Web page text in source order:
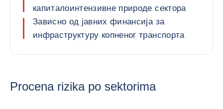
капиталоинтензивне природе сектора
Зависно од јавних финансија за
инфраструктуру копненог транспорта
Procena rizika po sektorima